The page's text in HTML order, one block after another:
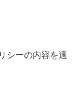
シーの内容を適